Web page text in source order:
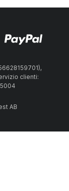
clienti:
AB